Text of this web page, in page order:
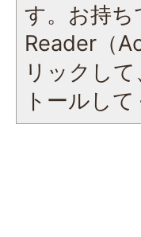
す。お持
Reader（
リックし
トールして